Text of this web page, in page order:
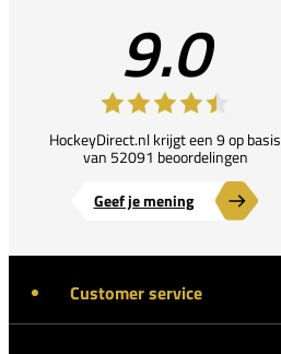
9.0
HockeyDirect.nl krijgt een 9 op basis
van 52091 beoordelingen
Geef je mening
Customer service